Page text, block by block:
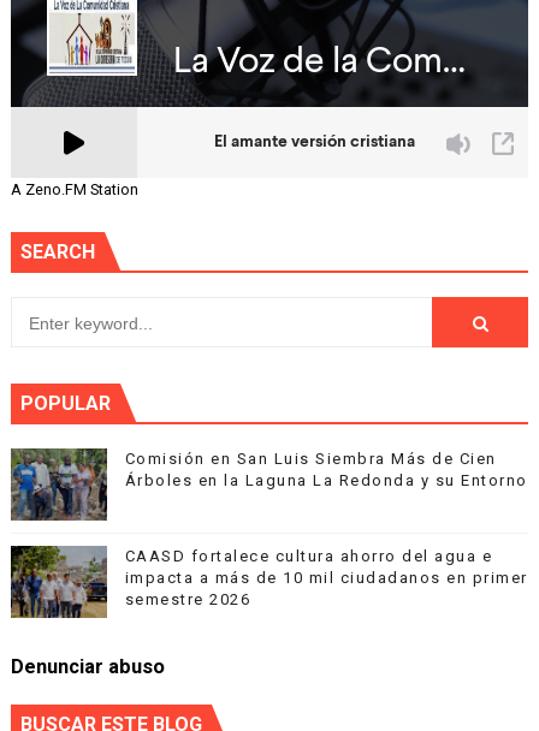
A Zeno.FM Station
SEARCH
POPULAR
Comisión en San Luis Siembra Más de Cien
Árboles en la Laguna La Redonda y su Entorno
CAASD fortalece cultura ahorro del agua e
impacta a más de 10 mil ciudadanos en primer
semestre 2026
Denunciar abuso
BUSCAR ESTE BLOG